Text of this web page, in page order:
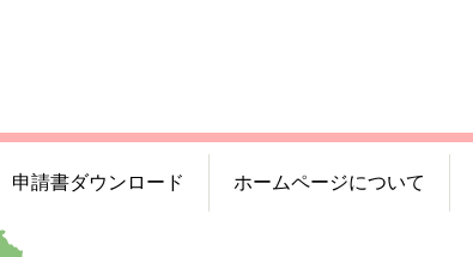
申請書ダウンロード ホームページについて